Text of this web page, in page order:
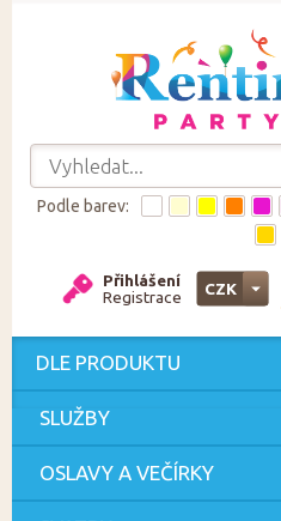
Podle barev:
Přihlášení
Registrace
CZK
DLE PRODUKTU
SLUŽBY
OSLAVY A VEČÍRKY